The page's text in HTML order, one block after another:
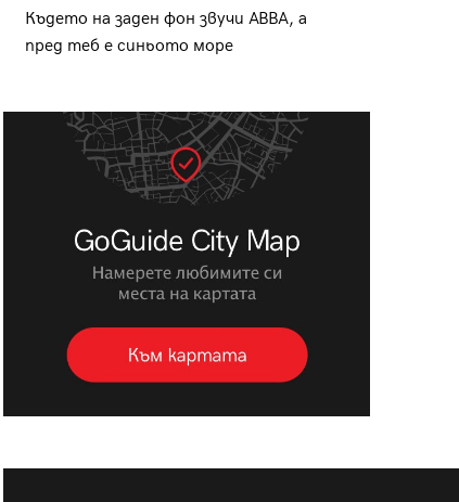
Където на заден фон звучи ABBA, а
пред теб е синьото море